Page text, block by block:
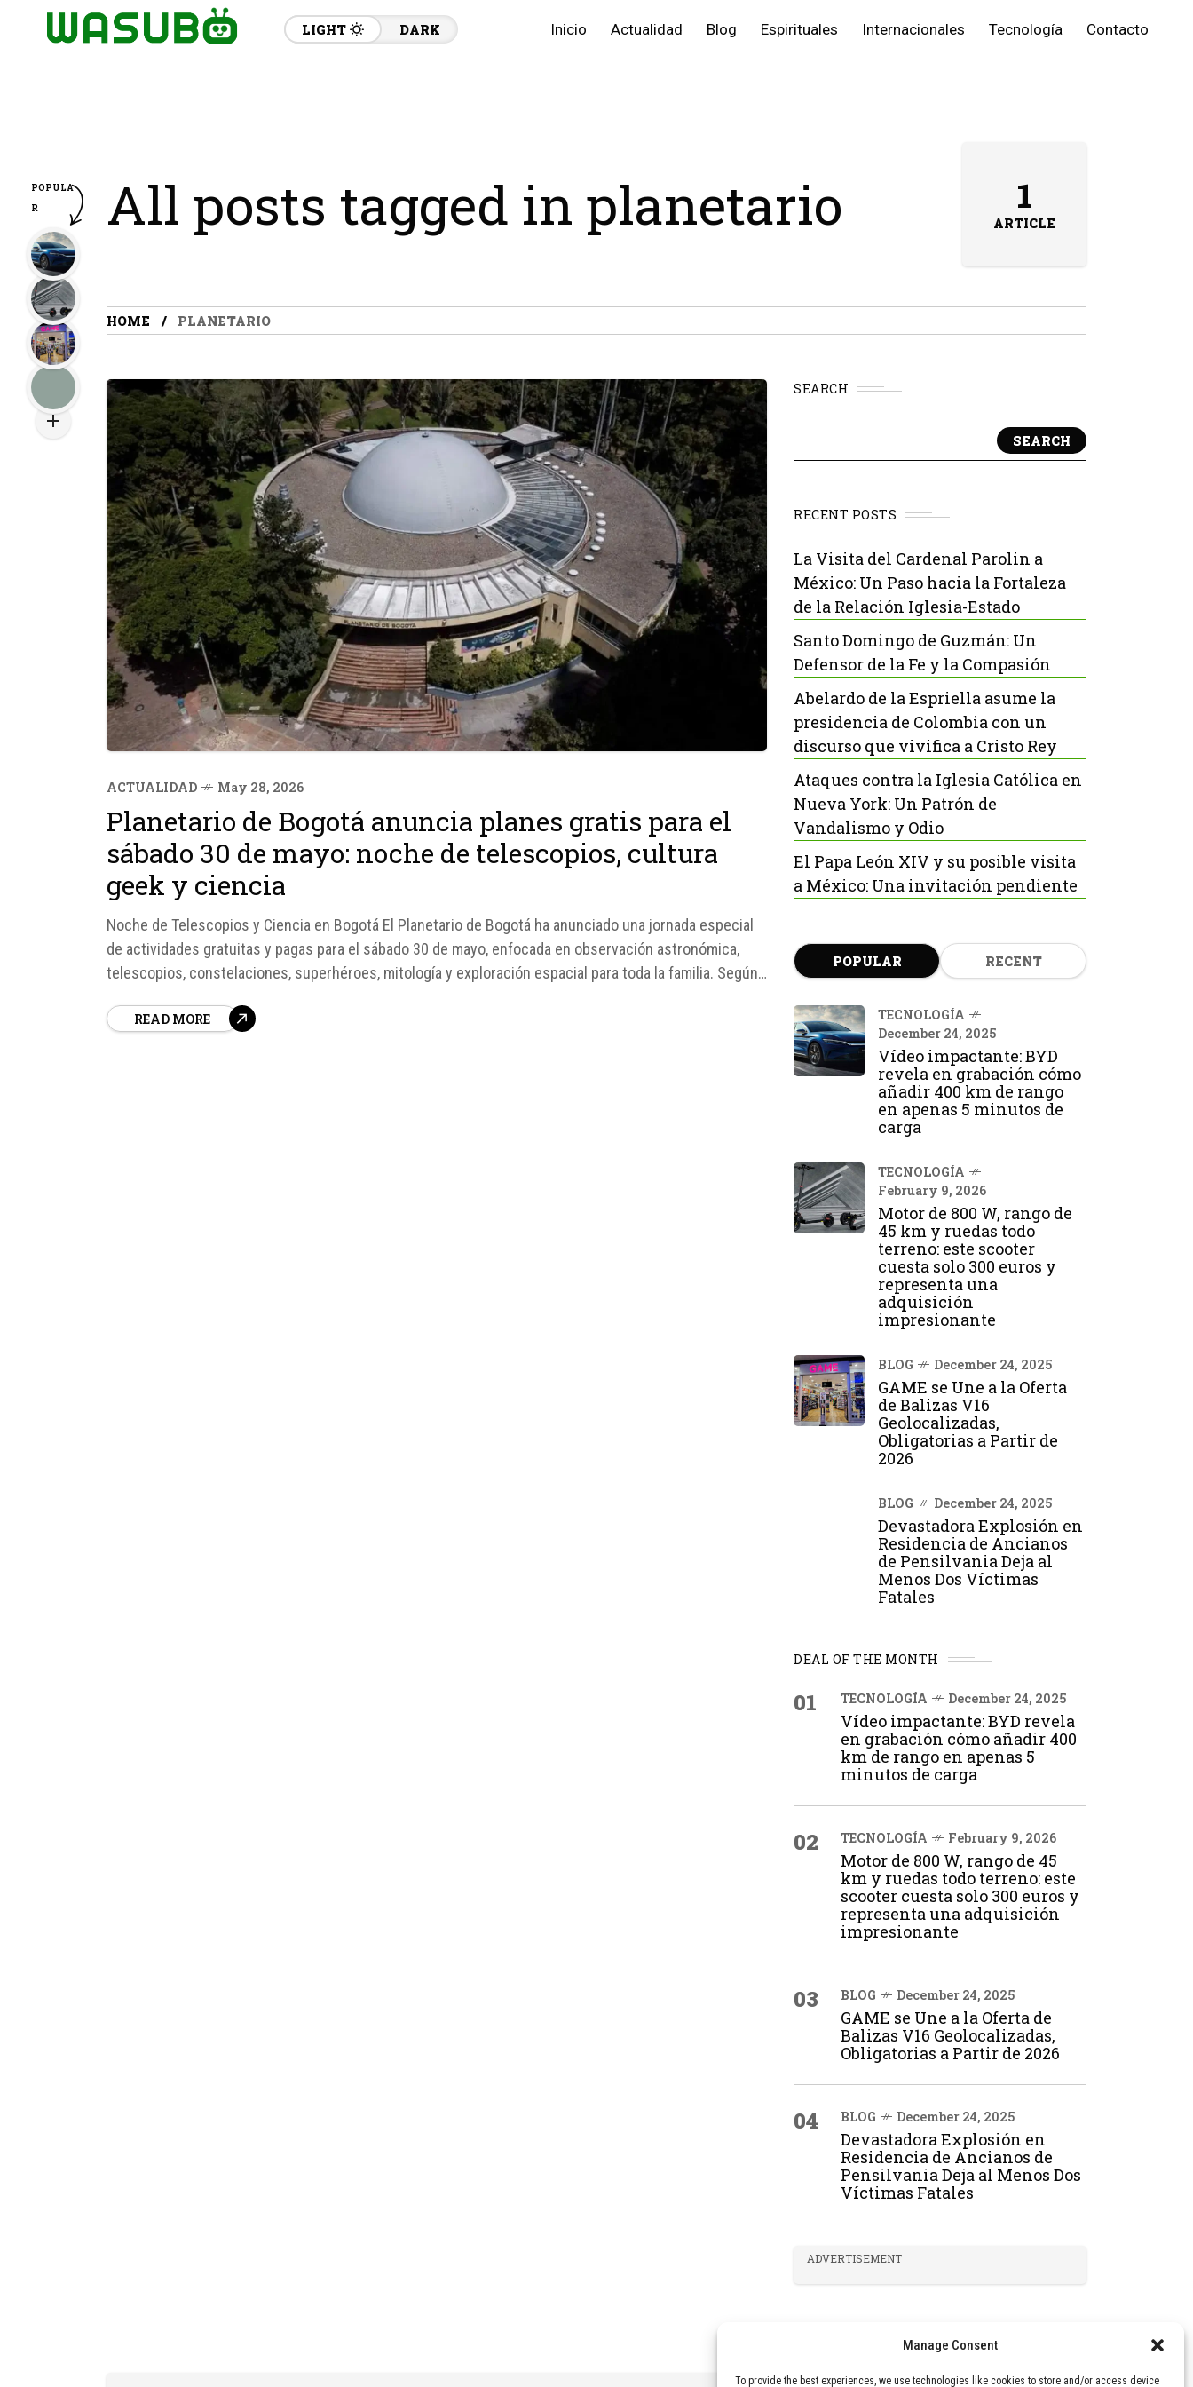
Manage Consent
To provide the best experiences, we use technologies like cookies to store and/or access device
LIGHT DARK Inicio Actualidad Blog Espirituales Internacionales Tecnología Contacto
All posts tagged in planetario 1
ARTICLE
HOME PLANETARIO
ACTUALIDAD May 28, 2026
Planetario de Bogotá anuncia planes gratis para el
sábado 30 de mayo: noche de telescopios, cultura
geek y ciencia
Noche de Telescopios y Ciencia en Bogotá El Planetario de Bogotá ha anunciado una jornada especial
de actividades gratuitas y pagas para el sábado 30 de mayo, enfocada en observación astronómica,
telescopios, constelaciones, superhéroes, mitología y exploración espacial para toda la familia. Según
READ MORE
SEARCH
SEARCH
RECENT POSTS
La Visita del Cardenal Parolin a
México: Un Paso hacia la Fortaleza
de la Relación Iglesia-Estado
Santo Domingo de Guzmán: Un
Defensor de la Fe y la Compasión
Abelardo de la Espriella asume la
presidencia de Colombia con un
discurso que vivifica a Cristo Rey
Ataques contra la Iglesia Católica en
Nueva York: Un Patrón de
Vandalismo y Odio
El Papa León XIV y su posible visita
a México: Una invitación pendiente
POPULAR RECENT
TECNOLOGÍA
December 24, 2025
Vídeo impactante: BYD
revela en grabación cómo
añadir 400 km de rango
en apenas 5 minutos de
carga
TECNOLOGÍA
February 9, 2026
Motor de 800 W, rango de
45 km y ruedas todo
terreno: este scooter
cuesta solo 300 euros y
representa una
adquisición
impresionante
BLOG December 24, 2025
GAME se Une a la Oferta
de Balizas V16
Geolocalizadas,
Obligatorias a Partir de
2026
BLOG December 24, 2025
Devastadora Explosión en
Residencia de Ancianos
de Pensilvania Deja al
Menos Dos Víctimas
Fatales
DEAL OF THE MONTH
01 TECNOLOGÍA December 24, 2025
Vídeo impactante: BYD revela
en grabación cómo añadir 400
km de rango en apenas 5
minutos de carga
02 TECNOLOGÍA February 9, 2026
Motor de 800 W, rango de 45
km y ruedas todo terreno: este
scooter cuesta solo 300 euros y
representa una adquisición
impresionante
03 BLOG December 24, 2025
GAME se Une a la Oferta de
Balizas V16 Geolocalizadas,
Obligatorias a Partir de 2026
04 BLOG December 24, 2025
Devastadora Explosión en
Residencia de Ancianos de
Pensilvania Deja al Menos Dos
Víctimas Fatales
ADVERTISEMENT
POPULA
R